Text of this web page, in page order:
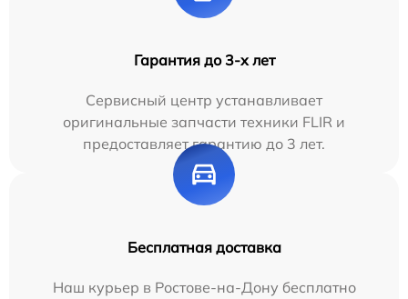
Гарантия до 3-х лет
Сервисный центр устанавливает
оригинальные запчасти техники FLIR и
предоставляет гарантию до 3 лет.
Бесплатная доставка
Наш курьер в Ростове-на-Дону бесплатно